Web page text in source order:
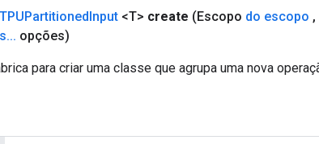
TPUPartitionedInput <T> create (Escopo do escopo ,
... opções)
para criar uma classe que agrupa uma nova